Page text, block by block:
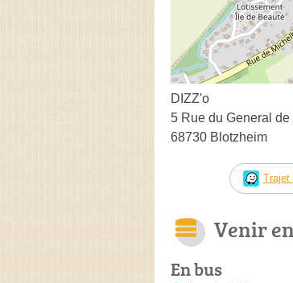
DIZZ'o
5 Rue du General
68730 Blotzheim
Trajet
Venir
En bus